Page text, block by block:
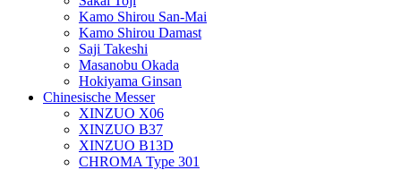
Kamo Shirou San-Mai
Kamo Shirou Damast
Saji Takeshi
Masanobu Okada
Hokiyama Ginsan
Chinesische Messer
XINZUO X06
XINZUO B37
XINZUO B13D
CHROMA Type 301